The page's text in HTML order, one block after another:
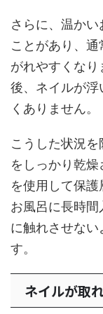
さらに、温か
ことがあり、
がれやすくな
後、ネイルが
くありません。
こうした状況
をしっかり乾
を使用して保護
お風呂に長時
に触れさせな
す。
ネイルが取